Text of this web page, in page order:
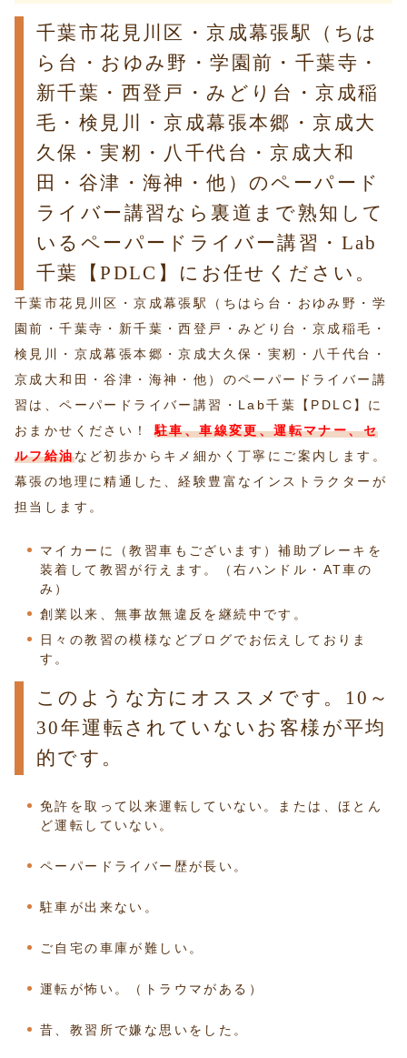
千葉市花見川区・京成幕張駅（ちは
ら台・おゆみ野・学園前・千葉寺・
新千葉・西登戸・みどり台・京成稲
毛・検見川・京成幕張本郷・京成大
久保・実籾・八千代台・京成大和
田・谷津・海神・他）のペーパード
ライバー講習なら裏道まで熟知して
いるペーパードライバー講習・Lab
千葉【PDLC】にお任せください。
千葉市花見川区・京成幕張駅（ちはら台・おゆみ野・学
園前・千葉寺・新千葉・西登戸・みどり台・京成稲毛・
検見川・京成幕張本郷・京成大久保・実籾・八千代台・
京成大和田・谷津・海神・他）のペーパードライバー講
習は、ペーパードライバー講習・Lab千葉【PDLC】に
おまかせください！駐車、車線変更、運転マナー、セ
ルフ給油など初歩からキメ細かく丁寧にご案内します。
幕張の地理に精通した、経験豊富なインストラクターが
担当します。
マイカーに（教習車もございます）補助ブレーキを
装着して教習が行えます。（右ハンドル・AT車の
み）
創業以来、無事故無違反を継続中です。
日々の教習の模様などブログでお伝えしておりま
す。
このような方にオススメです。10～
30年運転されていないお客様が平均
的です。
免許を取って以来運転していない。または、ほとん
ど運転していない。
ペーパードライバー歴が長い。
駐車が出来ない。
ご自宅の車庫が難しい。
運転が怖い。（トラウマがある）
昔、教習所で嫌な思いをした。